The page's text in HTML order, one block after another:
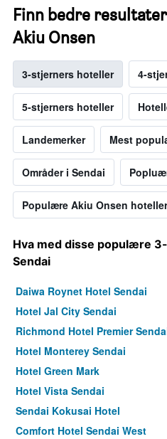
Finn bedre
Akiu Onsen
3-stjerners hoteller 4-
5-stjerners hoteller
Landemerker Mest
Områder i Sendai
Populære Akiu Onsen hoteller
Hva med disse populære
Sendai
Daiwa Roynet Hotel Sendai
Hotel Jal City Sendai
Richmond Hotel Premier
Hotel Monterey Sendai
Hotel Green Mark
Hotel Vista Sendai
Sendai Kokusai Hotel
Comfort Hotel Sendai West